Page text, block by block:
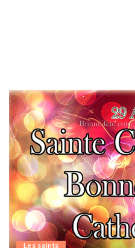
Les saints